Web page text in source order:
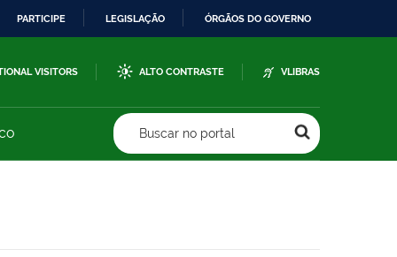
PARTICIPE LEGISLAÇÃO ÓRGÃOS DO GOVERNO
VISITORS ALTO CONTRASTE VLIBRAS
Buscar no portal